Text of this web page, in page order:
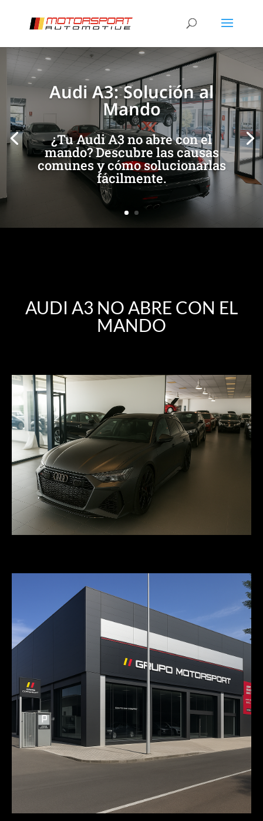
Audi A3: Solución al
Mando
¿Tu Audi A3 no abre con el
mando? Descubre las causas
comunes y cómo solucionarlas
fácilmente.
[/et_pb_slide] [/et_pb_slide]
AUDI A3 NO ABRE CON EL
MANDO